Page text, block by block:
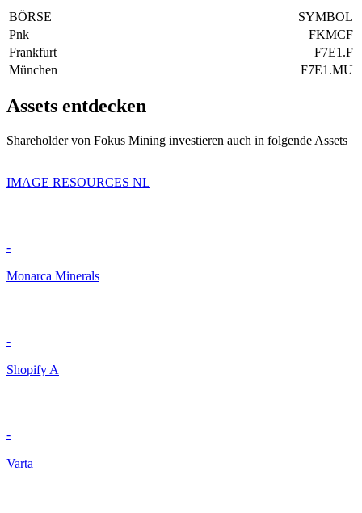
BÖRSE
SYMBOL
Pnk
FKMCF
Frankfurt
F7E1.F
München
F7E1.MU
Assets entdecken
Shareholder von Fokus Mining investieren auch in folgende Assets
IMAGE RESOURCES NL
-
Monarca Minerals
-
Shopify A
-
Varta